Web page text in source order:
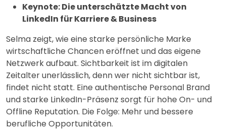
Keynote: Die unterschätzte Macht von
LinkedIn für Karriere & Business
Selma zeigt, wie eine starke persönliche Marke
wirtschaftliche Chancen eröffnet und das eigene
Netzwerk aufbaut. Sichtbarkeit ist im digitalen
Zeitalter unerlässlich, denn wer nicht sichtbar ist,
findet nicht statt. Eine authentische Personal Brand
und starke LinkedIn-Präsenz sorgt für hohe On- und
Offline Reputation. Die Folge: Mehr und bessere
berufliche Opportunitäten.